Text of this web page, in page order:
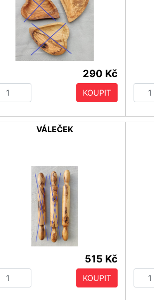
290 Kč
KOUPIT
VÁLEČEK
515 Kč
KOUPIT